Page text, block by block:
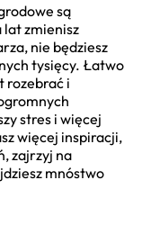
są
lat zmienisz
nie będziesz
tysięcy. Łatwo
rozebrać i
stres i więcej
więcej inspiracji,
zajrzyj na
mnóstwo